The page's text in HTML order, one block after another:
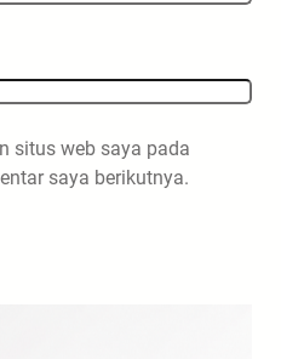
situs web saya pada
saya berikutnya.